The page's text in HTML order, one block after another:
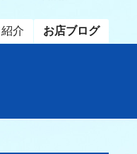
介 お店ブログ